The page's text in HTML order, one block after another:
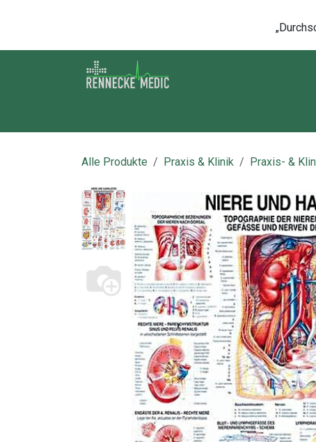
Alle Produkte Praxis & Klinik Praxis- &